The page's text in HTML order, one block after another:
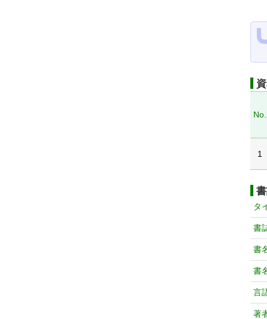
No.
1
タ
書
書
書
言
著